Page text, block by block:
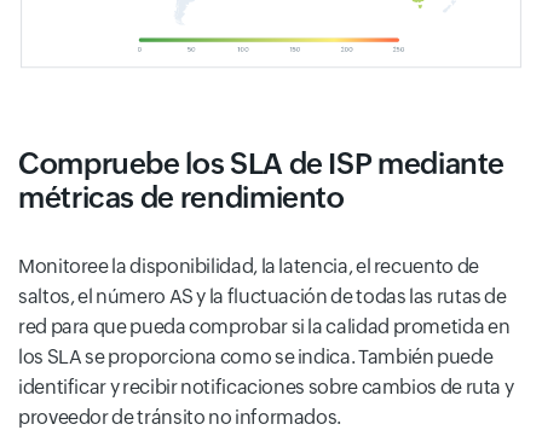
Compruebe los SLA de ISP mediante
métricas de rendimiento
Monitoree la disponibilidad, la latencia, el recuento de
saltos, el número AS y la fluctuación de todas las rutas de
red para que pueda comprobar si la calidad prometida en
los SLA se proporciona como se indica. También puede
identificar y recibir notificaciones sobre cambios de ruta y
proveedor de tránsito no informados.